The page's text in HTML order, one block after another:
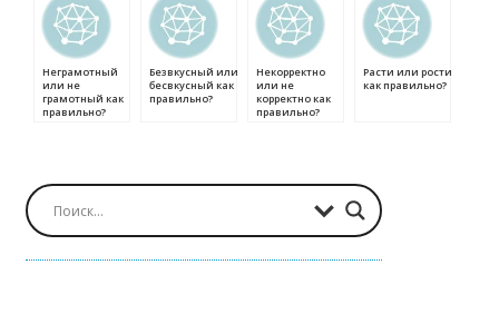
Неграмотный
или не
грамотный как
правильно?
Безвкусный или
бесвкусный как
правильно?
Некорректно
или не
корректно как
правильно?
Расти или рости
как правильно?